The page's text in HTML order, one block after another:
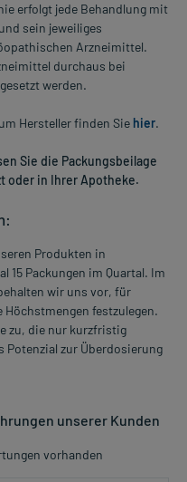
erfolgt jede Behandlung mit
sein jeweiliges
Arzneimittel.
durchaus bei
werden.
Hersteller finden Sie hier.
Sie die Packungsbeilage
oder in Ihrer Apotheke.
Produkten in
15 Packungen im Quartal. Im
wir uns vor, für
festzulegen.
zu, die nur kurzfristig
Potenzial zur Überdosierung
unserer Kunden
vorhanden